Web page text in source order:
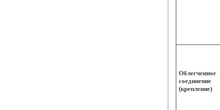
Облегченное
соединение
(крепление)